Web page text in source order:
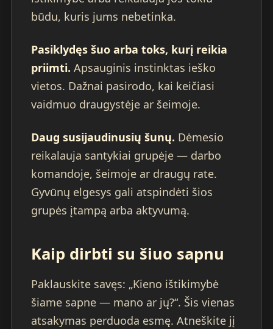
būdu, kuris jums nebetinka.
Pasiklydęs šuo arba toks, kurį reikia
priimti. Apsauginis instinktas ieško
vietos. Dažnai pasirodo, kai keičiasi
vaidmuo draugystėje ar šeimoje.
Daug susijaudinusių šunų. Dėmesio
reikalauja santykiai grupėje — darbo
komandoje, šeimoje ar draugų rate.
Gyvūnų elgesys gali atspindėti šios
grupės įtampą arba aktyvumą.
Kaip dirbti su šiuo sapnu
Paklauskite savęs: „Kieno ištikimybė
šiame sapne — mano ar jų?“. Šis vienas
atsakymas perduoda esmę. Atneškite jį